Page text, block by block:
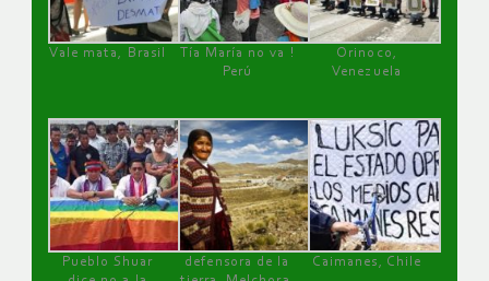
Vale mata, Brasil
Tía María no va !
Perú
Orinoco,
Venezuela
Pueblo Shuar
defensora de la
Caimanes, Chile